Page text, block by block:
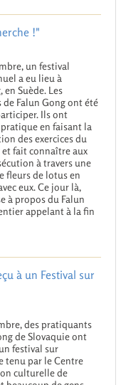
!"
un festival
a eu lieu à
Suède. Les
Falun Gong ont été
Ils ont
en faisant la
des exercices du
et fait connaître aux
à travers une
fleurs de lotus en
eux. Ce jour là,
à propos du Falun
appelant à la fin
à un Festival sur
des pratiquants
de Slovaquie ont
festival sur
tenu par le Centre
culturelle de